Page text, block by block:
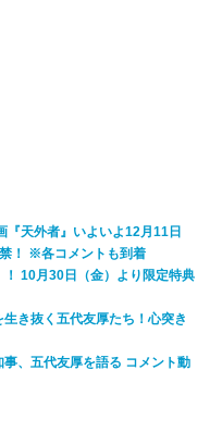
『天外者』いよいよ12月11日
！ ※各コメントも到着
10月30日（金）より限定特典
き抜く五代友厚たち！心突き
、五代友厚を語る コメント動